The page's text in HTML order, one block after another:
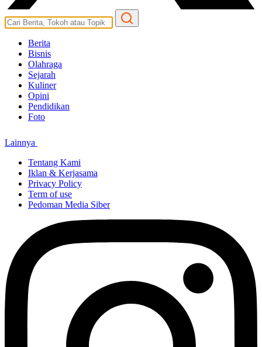
Berita
Bisnis
Olahraga
Sejarah
Kuliner
Opini
Pendidikan
Foto
Lainnya
Tentang Kami
Iklan & Kerjasama
Privacy Policy
Term of use
Pedoman Media Siber